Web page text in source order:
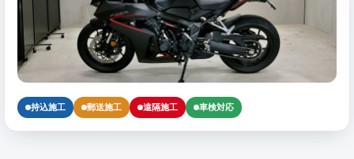
持込施工 郵送施工 遠隔施工 車検対応